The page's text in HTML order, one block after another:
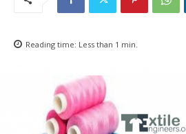
Reading time: Less than 1 min.